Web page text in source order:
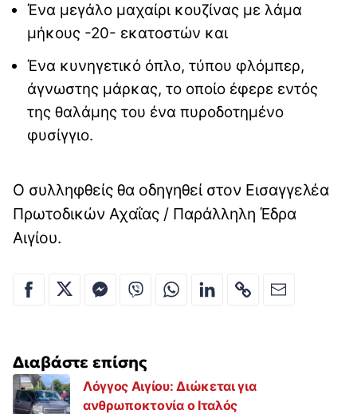
Ένα μεγάλο μαχαίρι κουζίνας με λάμα
μήκους -20- εκατοστών και
Ένα κυνηγετικό όπλο, τύπου φλόμπερ,
άγνωστης μάρκας, το οποίο έφερε εντός
της θαλάμης του ένα πυροδοτημένο
φυσίγγιο.
Ο συλληφθείς θα οδηγηθεί στον Εισαγγελέα
Πρωτοδικών Αχαΐας / Παράλληλη Έδρα
Αιγίου.
Διαβάστε επίσης
Λόγγος Αιγίου: Διώκεται για
ανθρωποκτονία ο Ιταλός